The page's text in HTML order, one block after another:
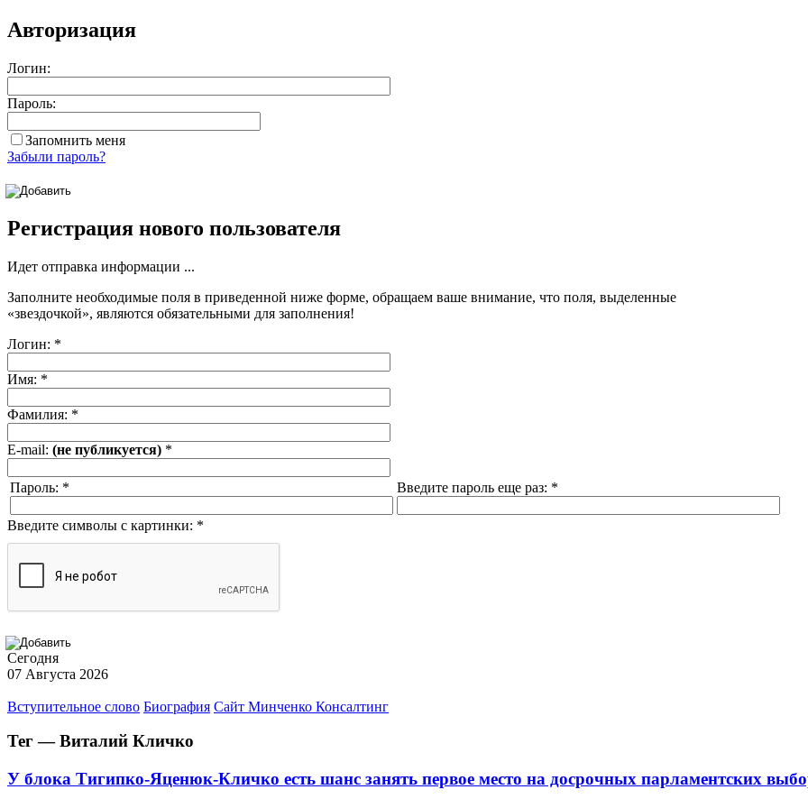
Авторизация
Логин:
Пароль:
Запомнить меня
Забыли пароль?
Регистрация нового пользователя
Идет отправка информации ...
Заполните необходимые поля в приведенной ниже форме, обращаем ваше внимание, что поля, выделенные
«звездочкой», являются обязательными для заполнения!
Логин: *
Имя: *
Фамилия: *
E-mail: (не публикуется) *
Пароль: * Введите пароль еще раз: *
Введите символы с картинки: *
Сегодня
07 Августа 2026
Вступительное слово Биография Сайт Минченко Консалтинг
Тег — Виталий Кличко
У блока Тигипко-Яценюк-Кличко есть шанс занять первое место на досрочных парламентских